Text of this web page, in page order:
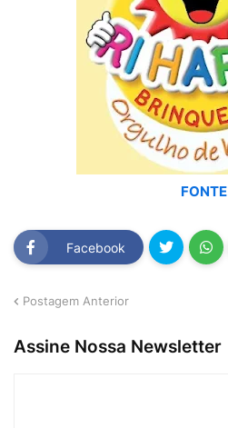
FONTE
Facebook
Postagem Anterior
Assine Nossa Newsletter